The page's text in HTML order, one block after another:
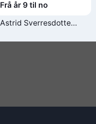
Frå år 9 til no
Astrid Sverresdotter